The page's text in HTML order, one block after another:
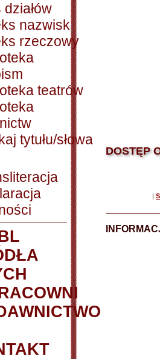
działów
nazwisk
rzeczowy
teatrów
tytułu/słowa
DOSTĘP
|